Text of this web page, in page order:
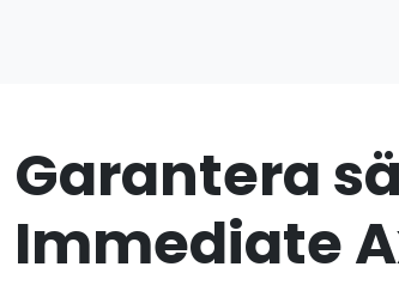
Garantera
Immediate